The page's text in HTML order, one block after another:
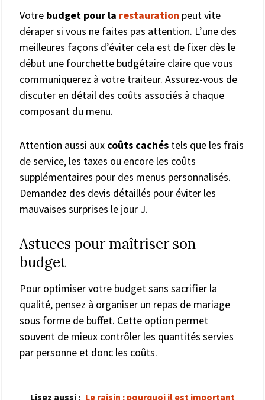
Votre budget pour la restauration peut vite
déraper si vous ne faites pas attention. L’une des
meilleures façons d’éviter cela est de fixer dès le
début une fourchette budgétaire claire que vous
communiquerez à votre traiteur. Assurez-vous de
discuter en détail des coûts associés à chaque
composant du menu.
Attention aussi aux coûts cachés tels que les frais
de service, les taxes ou encore les coûts
supplémentaires pour des menus personnalisés.
Demandez des devis détaillés pour éviter les
mauvaises surprises le jour J.
Astuces pour maîtriser son
budget
Pour optimiser votre budget sans sacrifier la
qualité, pensez à organiser un repas de mariage
sous forme de buffet. Cette option permet
souvent de mieux contrôler les quantités servies
par personne et donc les coûts.
Lisez aussi : Le raisin : pourquoi il est important